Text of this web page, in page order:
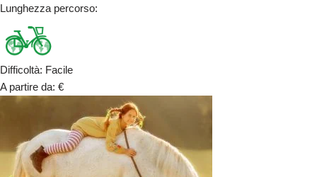
Lunghezza percorso:
Difficoltà: Facile
A partire da: €